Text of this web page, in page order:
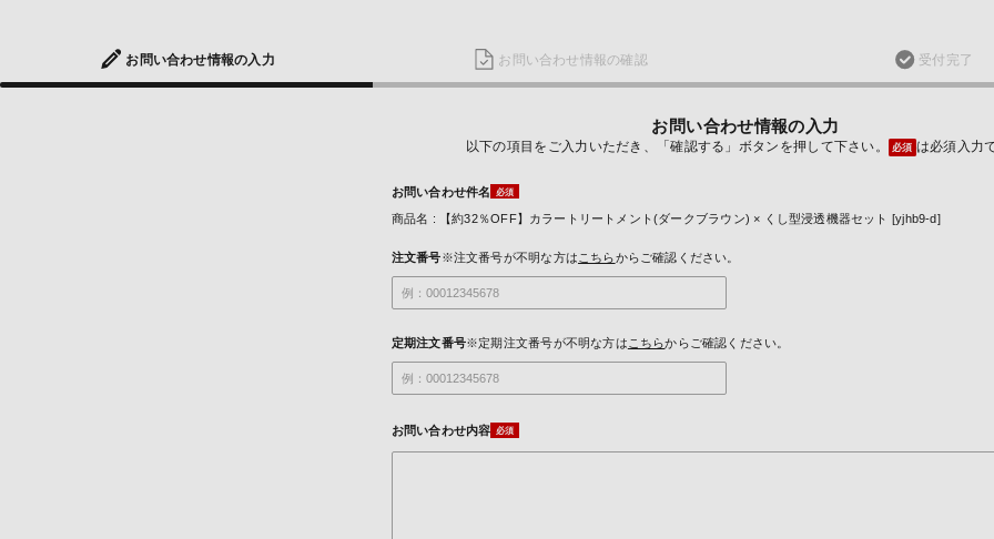
お問い合わせ情報の入力 お問い合わせ情報の確認 受付完了
お問い合わせ情報の入力
以下の項目をご入力いただき、「確認する」ボタンを押して下さい。 必須 は必須入力
お問い合わせ件名
商品名 : 【約32％OFF】カラートリートメント(ダークブラウン) × くし型浸透機器セット [yjhb9-d]
注文番号※注文番号が不明な方は こちらからご確認ください。
定期注文番号※定期注文番号が不明な方は こちらからご確認ください。
お問い合わせ内容